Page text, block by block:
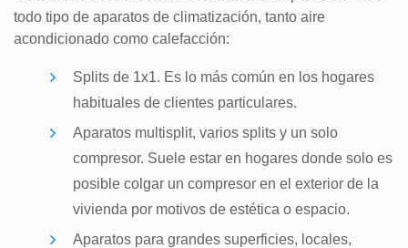
todo tipo de aparatos de climatización, tanto aire
acondicionado como calefacción:
Splits de 1x1. Es lo más común en los hogares
habituales de clientes particulares.
Aparatos multisplit, varios splits y un solo
compresor. Suele estar en hogares donde solo es
posible colgar un compresor en el exterior de la
vivienda por motivos de estética o espacio.
Aparatos para grandes superficies, locales,